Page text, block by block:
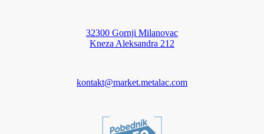
32300 Gornji Milanovac
Kneza Aleksandra 212
kontakt@market.metalac.com